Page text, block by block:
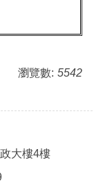
瀏覽數: 5542
大樓4樓